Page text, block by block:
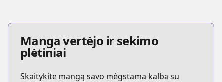
Manga vertėjo ir sekimo
plėtiniai
Skaitykite mangą savo mėgstama kalba su